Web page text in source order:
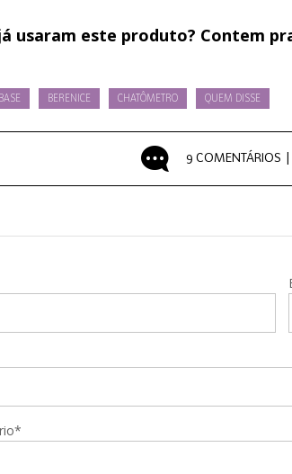
usaram este produto? Contem
BASE BERENICE CHATÔMETRO QUEM DISSE
9 COMENTÁRIOS |